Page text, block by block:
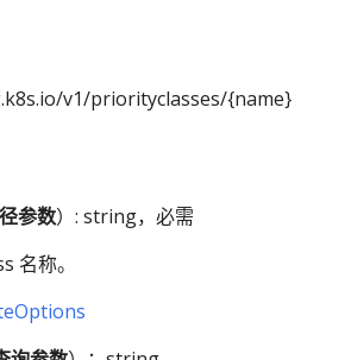
v1/priorityclasses/{name}
参数）: string，必需
名称。